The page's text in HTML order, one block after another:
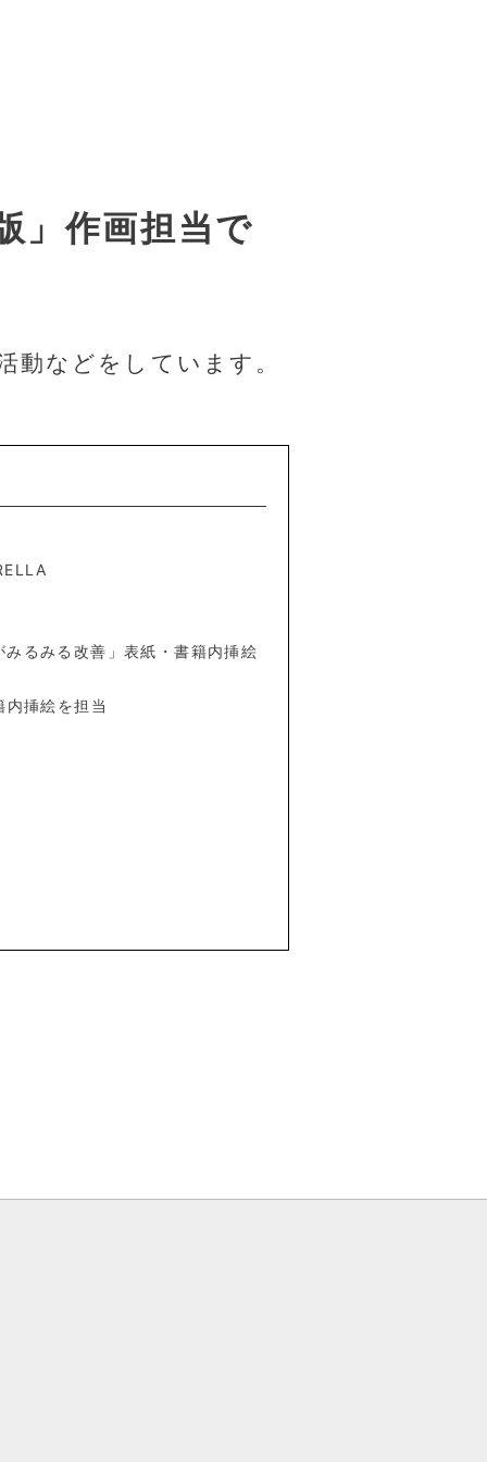
」作画担当で
動などをしています。
るみる改善」表紙・書籍内挿絵
挿絵を担当